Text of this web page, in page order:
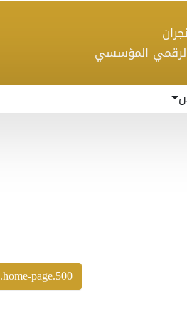
المؤسسي
500.link.home-page